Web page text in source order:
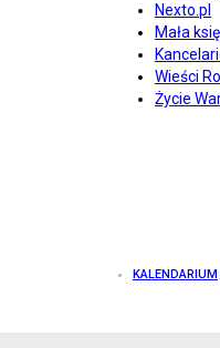
Nexto.pl
Mała
Wieści
Życie
KALENDARIUM